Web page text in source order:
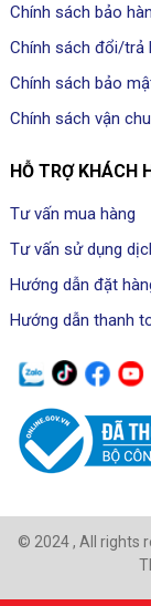
Chính sách bảo
Chính sách đổi/trả
Chính sách bảo
Chính sách vận
HỖ TRỢ KHÁCH
Tư vấn mua hàng
Tư vấn sử dụng
Hướng dẫn đặt
Hướng dẫn thanh
© 2024 , All rights